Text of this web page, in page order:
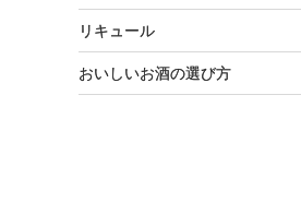
リキュール
おいしいお酒の選び方